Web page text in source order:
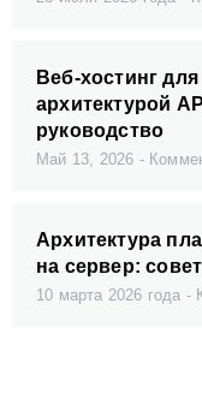
Веб-хостинг
архитектурой
руководство
Май 13, 2026
Архитектура
на сервер:
10 марта 2026 года